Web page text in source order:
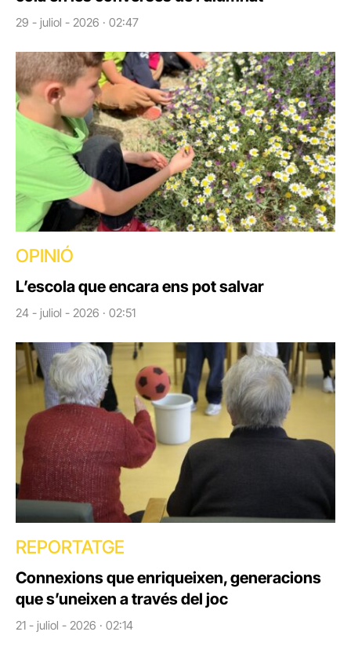
29 - juliol - 2026 · 02:47
OPINIÓ
L’escola que encara ens pot salvar
24 - juliol - 2026 · 02:51
REPORTATGE
Connexions que enriqueixen, generacions
que s’uneixen a través del joc
21 - juliol - 2026 · 02:14